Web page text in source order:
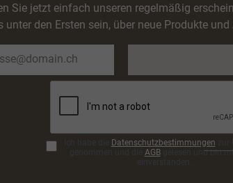
Sie jetzt einfach unseren regelmäßig
unter den Ersten sein, über neue Produkte
Mail-
Adresse*
Datenschutzbestimmungen
AGBgelesen und bin